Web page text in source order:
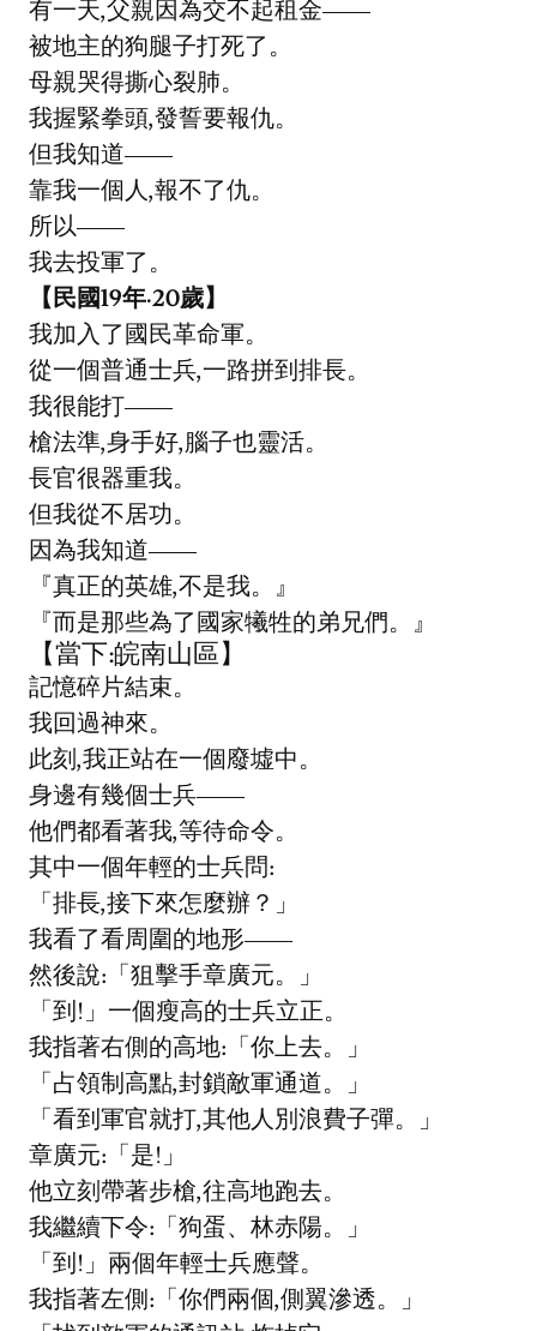
有一天,父親因為交不起租金——
被地主的狗腿子打死了。
母親哭得撕心裂肺。
我握緊拳頭,發誓要報仇。
但我知道——
靠我一個人,報不了仇。
所以——
我去投軍了。
【民國19年·20歲】
我加入了國民革命軍。
從一個普通士兵,一路拼到排長。
我很能打——
槍法準,身手好,腦子也靈活。
長官很器重我。
但我從不居功。
因為我知道——
『真正的英雄,不是我。』
『而是那些為了國家犧牲的弟兄們。』
【當下:皖南山區】
記憶碎片結束。
我回過神來。
此刻,我正站在一個廢墟中。
身邊有幾個士兵——
他們都看著我,等待命令。
其中一個年輕的士兵問:
「排長,接下來怎麼辦？」
我看了看周圍的地形——
然後說:「狙擊手章廣元。」
「到!」一個瘦高的士兵立正。
我指著右側的高地:「你上去。」
「占領制高點,封鎖敵軍通道。」
「看到軍官就打,其他人別浪費子彈。」
章廣元:「是!」
他立刻帶著步槍,往高地跑去。
我繼續下令:「狗蛋、林赤陽。」
「到!」兩個年輕士兵應聲。
我指著左側:「你們兩個,側翼滲透。」